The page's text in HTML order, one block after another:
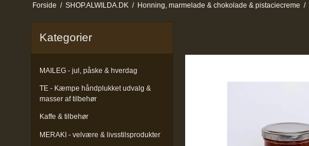
Forside / SHOP.ALWILDA.DK / Honning, marmelade & chokolade & pistaciecreme /
Kategorier
MAILEG - jul, påske & hverdag
TE - Kæmpe håndplukket udvalg &
masser af tilbehør
Kaffe & tilbehør
MERAKI - velvære & livsstilsprodukter